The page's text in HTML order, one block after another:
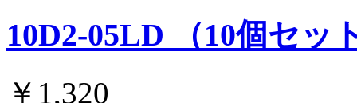
10D2-05LD （10個セッ
￥1,320